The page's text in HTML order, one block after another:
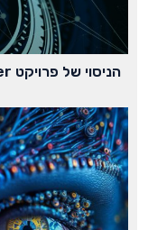
הניסוי של פרויקט Icebreaker בהשתתפות בנק ישראל